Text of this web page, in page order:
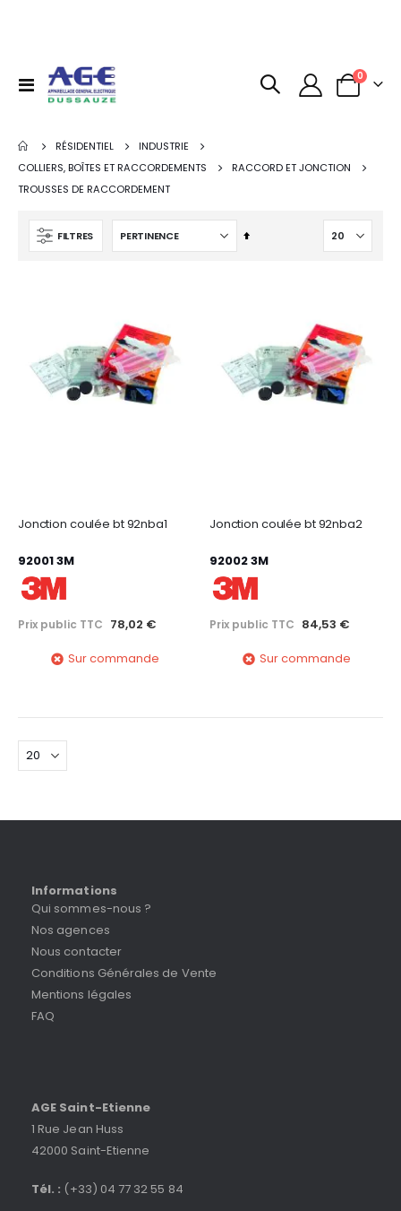
Basculer
Panier
0articles
RÉSIDENTIEL
INDUSTRIE
COLLIERS, BOÎTES ET RACCORDEMENTS
RACCORD ET JONCTION
TROUSSES DE RACCORDEMENT
FILTRES
Par
Jonction coulée bt 92nba1
92001 3M
Prix public TTC 78,02 €
Sur commande
Jonction coulée bt 92nba2
92002 3M
Prix public TTC 84,53 €
Sur commande
Informations
Qui sommes-nous ?
Nos agences
Nous contacter
Conditions Générales de Vente
Mentions légales
FAQ
AGE Saint-Etienne
1 Rue Jean Huss
42000 Saint-Etienne
Tél. : (+33) 04 77 32 55 84